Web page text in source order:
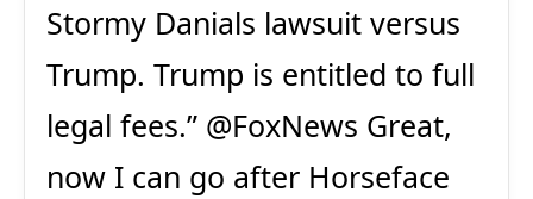
Stormy Danials lawsuit versus
Trump. Trump is entitled to full
legal fees.” @FoxNews Great,
now I can go after Horseface